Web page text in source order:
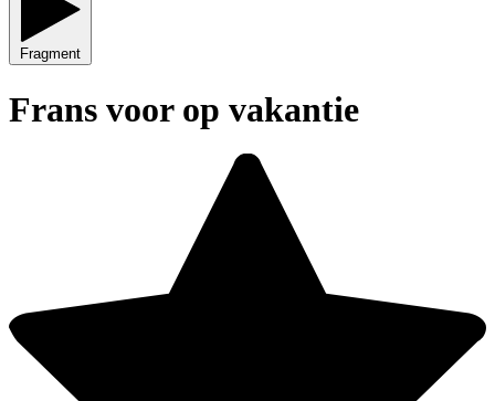
Fragment
Frans voor op vakantie